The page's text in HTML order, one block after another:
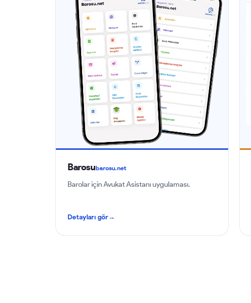
Barosubarosu.net
Barolar için Avukat Asistanı uygulaması.
Detayları gör→